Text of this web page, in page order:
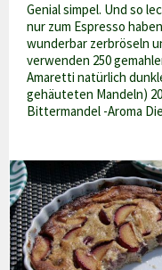
Genial simpel. Und so
nur zum Espresso
wunderbar zerbröseln
verwenden 250
Amaretti natürlich
gehäuteten Mandeln)
Bittermandel -Aroma